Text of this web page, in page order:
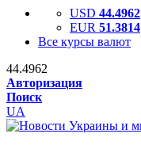
USD 44.4962
EUR 51.3814
Все курсы валют
44.4962
Авторизация
Поиск
UA